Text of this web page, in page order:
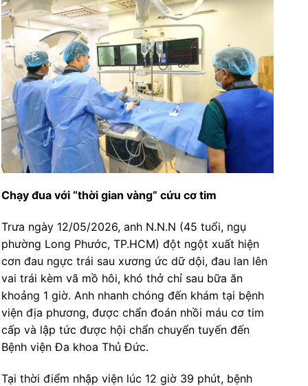
Chạy đua với “thời gian vàng” cứu cơ tim
Trưa ngày 12/05/2026, anh N.N.N (45 tuổi, ngụ
phường Long Phước, TP.HCM) đột ngột xuất hiện
cơn đau ngực trái sau xương ức dữ dội, đau lan lên
vai trái kèm vã mồ hôi, khó thở chỉ sau bữa ăn
khoảng 1 giờ. Anh nhanh chóng đến khám tại bệnh
viện địa phương, được chẩn đoán nhồi máu cơ tim
cấp và lập tức được hội chẩn chuyển tuyến đến
Bệnh viện Đa khoa Thủ Đức.
Tại thời điểm nhập viện lúc 12 giờ 39 phút, bệnh